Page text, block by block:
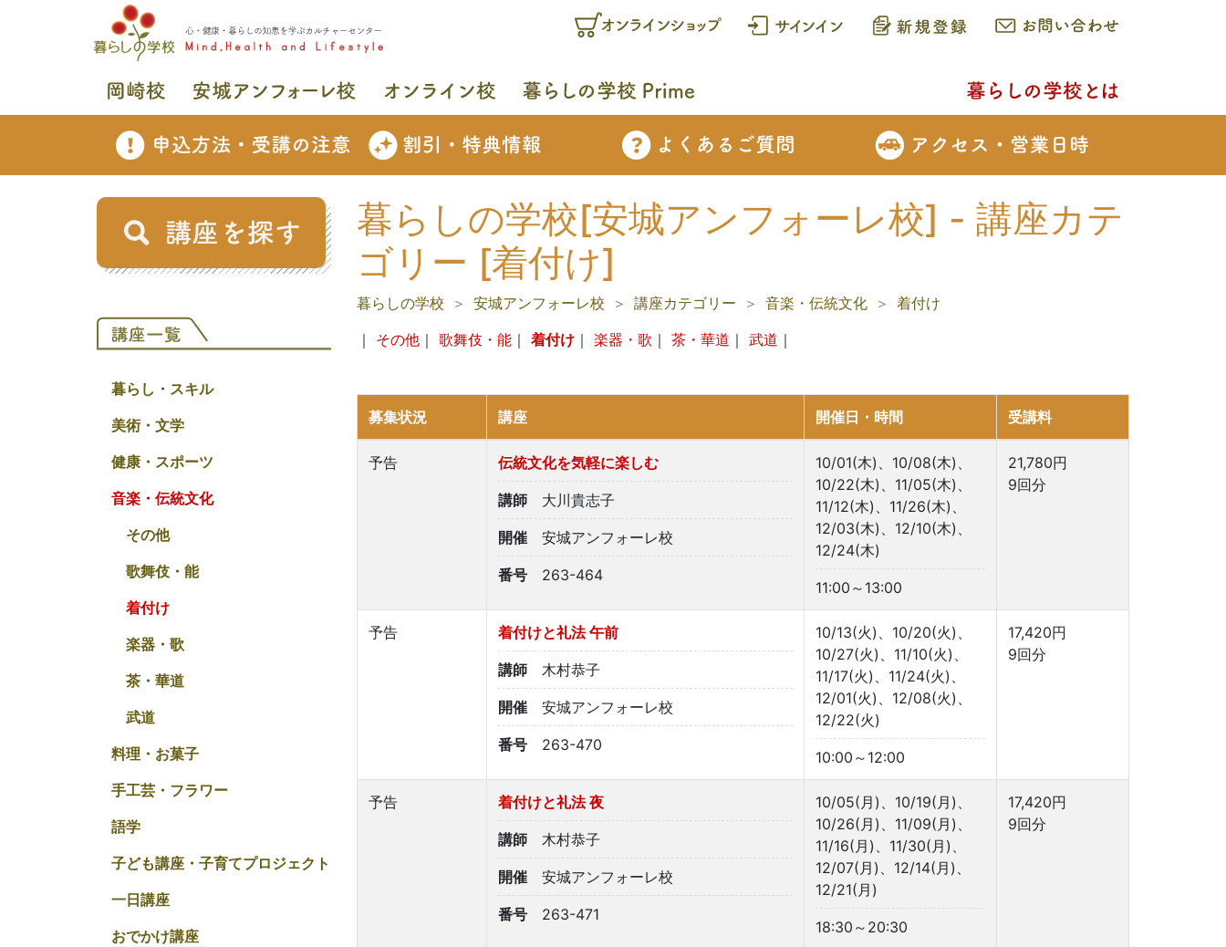
暮らし・スキル
美術・文学
健康・スポーツ
音楽・伝統文化
その他
歌舞伎・能
着付け
楽器・歌
茶・華道
武道
料理・お菓子
手工芸・フラワー
語学
子ども講座・子育てプロジェクト
一日講座
おでかけ講座
暮らしの学校[安城アンフォーレ校] - 講座カテ
ゴリー [着付け]
暮らしの学校 安城アンフォーレ校 講座カテゴリー 音楽・伝統文化
着付け
｜ その他 ｜ 歌舞伎・能 ｜ 着付け ｜ 楽器・歌 ｜ 茶・華道 ｜ 武道 ｜
募集状況 講座 開催日・時間 受講料
予告 伝統文化を気軽に楽しむ
講師 大川貴志子
開催 安城アンフォーレ校
番号 263-464
10/01(木)、10/08(木)、
10/22(木)、11/05(木)、
11/12(木)、11/26(木)、
12/03(木)、12/10(木)、
12/24(木)
11:00～13:00
21,780円
9回分
予告 着付けと礼法 午前
講師 木村恭子
開催 安城アンフォーレ校
番号 263-470
10/13(火)、10/20(火)、
10/27(火)、11/10(火)、
11/17(火)、11/24(火)、
12/01(火)、12/08(火)、
12/22(火)
10:00～12:00
17,420円
9回分
予告 着付けと礼法 夜
講師 木村恭子
開催 安城アンフォーレ校
番号 263-471
10/05(月)、10/19(月)、
10/26(月)、11/09(月)、
11/16(月)、11/30(月)、
12/07(月)、12/14(月)、
12/21(月)
18:30～20:30
17,420円
9回分